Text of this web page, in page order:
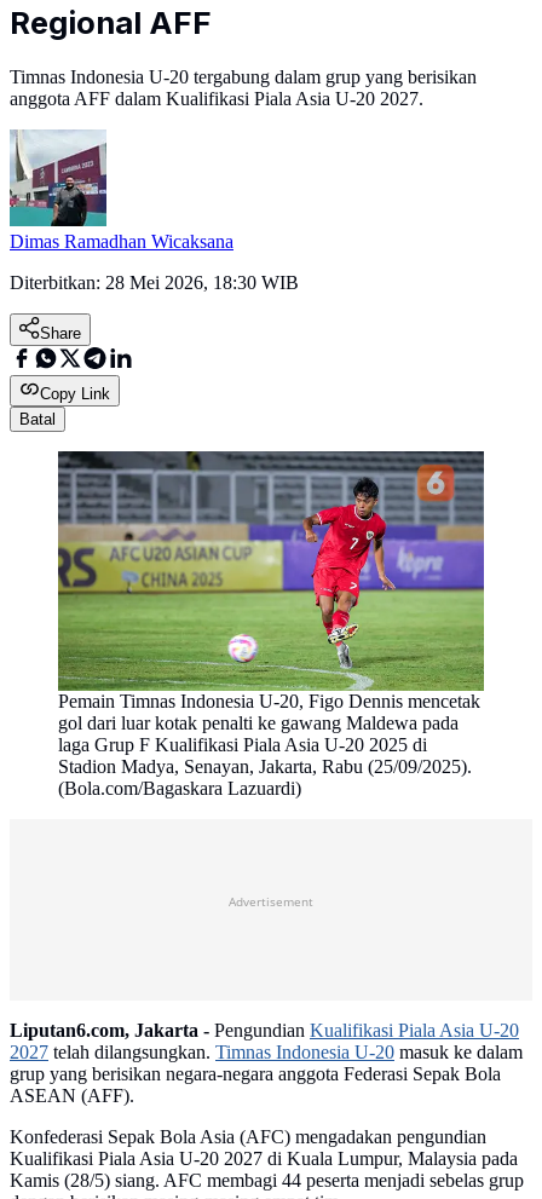
Regional AFF
Timnas Indonesia U-20 tergabung dalam grup yang berisikan
anggota AFF dalam Kualifikasi Piala Asia U-20 2027.
Dimas Ramadhan Wicaksana
Diterbitkan: 28 Mei 2026, 18:30 WIB
Share
Copy Link
Batal
Pemain Timnas Indonesia U-20, Figo Dennis mencetak
gol dari luar kotak penalti ke gawang Maldewa pada
laga Grup F Kualifikasi Piala Asia U-20 2025 di
Stadion Madya, Senayan, Jakarta, Rabu (25/09/2025).
(Bola.com/Bagaskara Lazuardi)
Advertisement
Liputan6.com, Jakarta - Pengundian Kualifikasi Piala Asia U-20
2027 telah dilangsungkan. Timnas Indonesia U-20 masuk ke dalam
grup yang berisikan negara-negara anggota Federasi Sepak Bola
ASEAN (AFF).
Konfederasi Sepak Bola Asia (AFC) mengadakan pengundian
Kualifikasi Piala Asia U-20 2027 di Kuala Lumpur, Malaysia pada
Kamis (28/5) siang. AFC membagi 44 peserta menjadi sebelas grup